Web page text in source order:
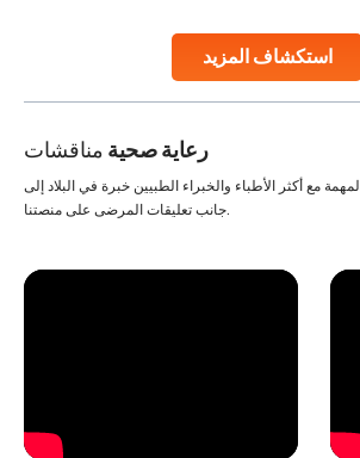
استكشاف المزيد
Studies, such as one published
رعاية صحية مناقشات
مع أكثر الأطباء والخبراء الطبيين خبرة في البلاد إلى
جانب تعليقات المرضى على منصتنا.